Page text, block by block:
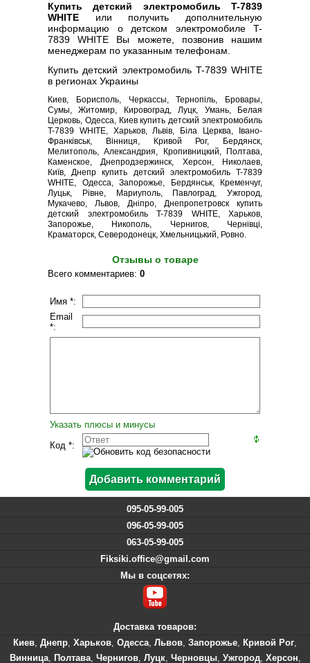
Купить детский электромобиль T-7839
WHITE или получить дополнительную
информацию о детском электромобиле T-
7839 WHITE Вы можете, позвонив нашим
менеджерам по указанным телефонам.
Купить детский электромобиль T-7839 WHITE
в регионах Украины
Киев, Борисполь, Черкассы, Тернопіль, Бровары,
Сумы, Житомир, Кировоград, Луцк, Умань, Белая
Церковь, Одесса, Киев купить детский электромобиль
T-7839 WHITE, Харьков, Львів, Біла Церква, Івано-
Франківськ, Вінниця, Кривой Рог, Бердянск,
Мелитополь, Александрия, Кропивницкий, Полтава,
Каменское, Днепродзержинск, Херсон, Николаев,
Київ, Днепр купить детский электромобиль T-7839
WHITE, Одесса, Запорожье, Бердянськ, Кременчуг,
Луцьк, Рівне, Мариуполь, Павлоград, Ужгород,
Мукачево, Львов, Дніпро, Днепропетровск купить
детский электромобиль T-7839 WHITE, Харьков,
Запорожье, Никополь, Чернигов, Чернівці,
Краматорск, Северодонецк, Хмельницький, Ровно.
Отзывы о товаре
Всего комментариев: 0
Имя *:
Email
*:
Указать плюсы и минусы
Код *:
095-05-99-005
096-05-99-005
063-05-99-005
Fiksiki.office@gmail.com
Мы в соцсетях:
Доставка товаров:
Киев, Днепр, Харьков, Одесса, Львов, Запорожье, Кривой Рог,
Винница, Полтава, Чернигов, Луцк, Черновцы, Ужгород, Херсон,